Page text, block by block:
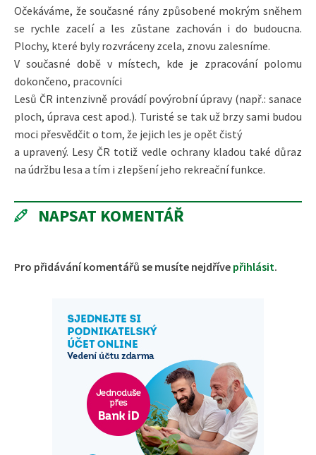
Očekáváme, že současné rány způsobené mokrým sněhem
se rychle zacelí a les zůstane zachován i do budoucna.
Plochy, které byly rozvráceny zcela, znovu zalesníme.
V současné době v místech, kde je zpracování polomu
dokončeno, pracovníci
Lesů ČR intenzivně provádí povýrobní úpravy (např.: sanace
ploch, úprava cest apod.). Turisté se tak už brzy sami budou
moci přesvědčit o tom, že jejich les je opět čistý
a upravený. Lesy ČR totiž vedle ochrany kladou také důraz
na údržbu lesa a tím i zlepšení jeho rekreační funkce.
NAPSAT KOMENTÁŘ
Pro přidávání komentářů se musíte nejdříve přihlásit.